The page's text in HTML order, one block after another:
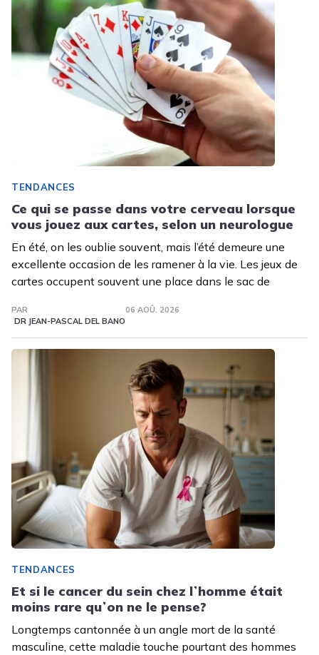
TENDANCES
Ce qui se passe dans votre cerveau lorsque
vous jouez aux cartes, selon un neurologue
En été, on les oublie souvent, mais l’été demeure une
excellente occasion de les ramener à la vie. Les jeux de
cartes occupent souvent une place dans le sac de
PAR
DR JEAN-PASCAL DEL BANO
06 AOÛ. 2026
TENDANCES
Et si le cancer du sein chez lʼhomme était
moins rare quʼon ne le pense?
Longtemps cantonnée à un angle mort de la santé
masculine, cette maladie touche pourtant des hommes